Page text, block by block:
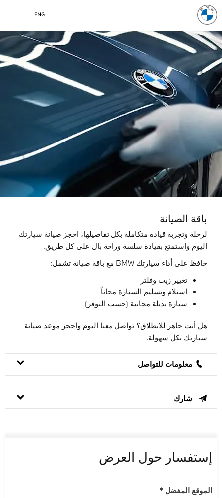
ENG
باقة الصيانة
لرحلة وتجربة قيادة متكاملة بكل تفاصيلها، احجز صيانة سيارتك
اليوم واستمتع بقيادة سلسة وراحة بال على كل طريق.
حافظ على أداء سيارتك BMW مع باقة صيانة تشمل:
تغيير زيت وفلتر
استلام وتسليم السيارة مجاناً
سيارة بديلة مجانية (حسب التوفر)
هل أنت جاهز للانطلاق؟ تواصل معنا اليوم واحجز موعد صيانة
سيارتك بكل سهولة.
معلومات للتواصل
شارك
إستفسار حول العرض
الموقع المفضل *